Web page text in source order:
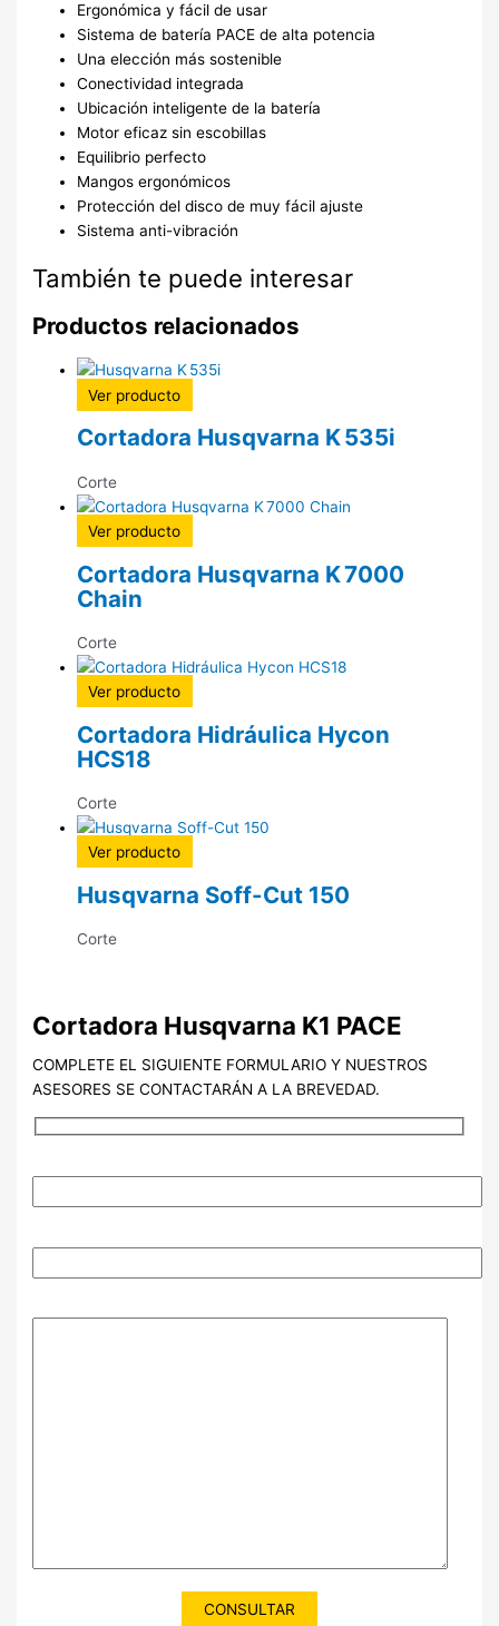
Ergonómica y fácil de usar
Sistema de batería PACE de alta potencia
Una elección más sostenible
Conectividad integrada
Ubicación inteligente de la batería
Motor eficaz sin escobillas
Equilibrio perfecto
Mangos ergonómicos
Protección del disco de muy fácil ajuste
Sistema anti-vibración
También te puede interesar
Productos relacionados
Ver producto
Cortadora Husqvarna K 535i
Corte
Ver producto
Cortadora Husqvarna K 7000
Chain
Corte
Ver producto
Cortadora Hidráulica Hycon
HCS18
Corte
Ver producto
Husqvarna Soff-Cut 150
Corte
Cortadora Husqvarna K1 PACE
COMPLETE EL SIGUIENTE FORMULARIO Y NUESTROS
ASESORES SE CONTACTARÁN A LA BREVEDAD.